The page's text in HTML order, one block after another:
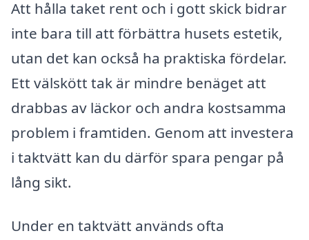
Att hålla taket rent och i gott skick bidrar
inte bara till att förbättra husets estetik,
utan det kan också ha praktiska fördelar.
Ett välskött tak är mindre benäget att
drabbas av läckor och andra kostsamma
problem i framtiden. Genom att investera
i taktvätt kan du därför spara pengar på
lång sikt.
Under en taktvätt används ofta